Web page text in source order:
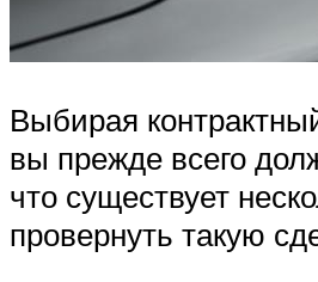
Выбирая
вы прежде всего
что существует
провернуть такую